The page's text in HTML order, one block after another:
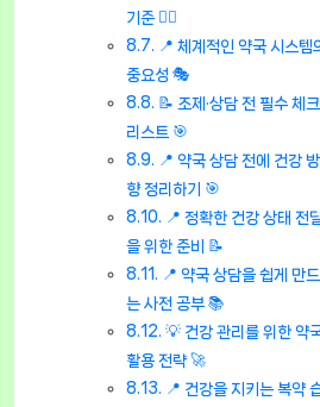
기준 👨‍⚕️
📍 체계적인 약국 시스템
중요성 🎭
📝 조제·상담 전 필수 체크
리스트 🎯
📍 약국 상담 전에 건강 방
향 정리하기 🎯
📍 정확한 건강 상태 전
을 위한 준비 📝
📍 약국 상담을 쉽게 만드
는 사전 공부 📚
💡 건강 관리를 위한 약
활용 전략 🚀
📍 건강을 지키는 복약